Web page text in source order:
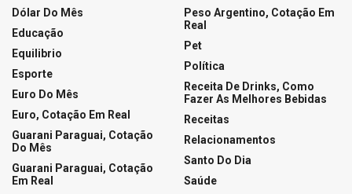
Dólar Do Mês
Educação
Equilibrio
Esporte
Euro Do Mês
Euro, Cotação Em Real
Guarani Paraguai, Cotação
Do Mês
Guarani Paraguai, Cotação
Em Real
Peso Argentino, Cotação Em
Real
Pet
Política
Receita De Drinks, Como
Fazer As Melhores Bebidas
Receitas
Relacionamentos
Santo Do Dia
Saúde